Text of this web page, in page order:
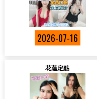
2026-07-16
花蓮定點